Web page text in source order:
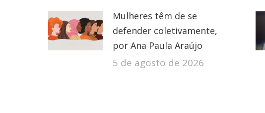
Mulheres têm de se
defender coletivamente,
por Ana Paula Araújo
5 de agosto de 2026